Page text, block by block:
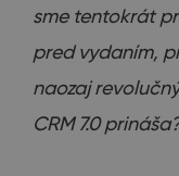
sme tentokrát
pred vydaním,
naozaj
CRM 7.0